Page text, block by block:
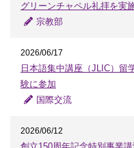
グリーンチャペル礼拝を実
宗教部
2026/06/17
日本語集中講座（JLIC）留
験に参加
国際交流
2026/06/12